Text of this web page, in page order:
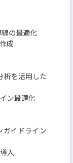
をしていただ
いただけます
ド『イエリー
資用不動産購
を目指したサ
やすいサイズ
線の最適化
成
析を活⽤した
ン最適化
ガイドライン
⼊